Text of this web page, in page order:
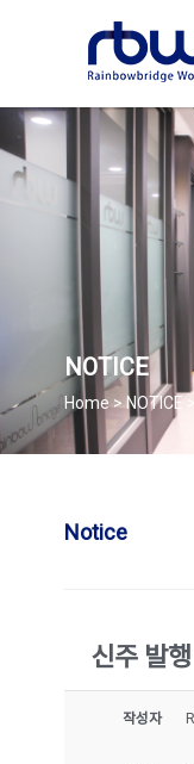
NOTICE
Home > NOTICE
Notice
신주 발
작성자